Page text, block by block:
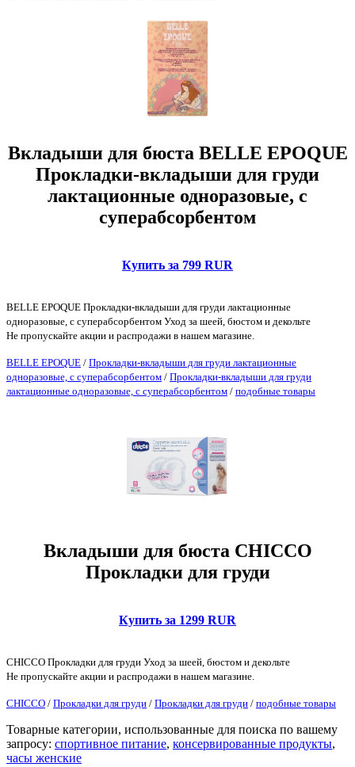
Вкладыши для бюста BELLE EPOQUE
Прокладки-вкладыши для груди
лактационные одноразовые, с
суперабсорбентом
Купить за 799 RUR
BELLE EPOQUE Прокладки-вкладыши для груди лактационные
одноразовые, с суперабсорбентом Уход за шеей, бюстом и декольте
Не пропускайте акции и распродажи в нашем магазине.
BELLE EPOQUE / Прокладки-вкладыши для груди лактационные
одноразовые, с суперабсорбентом / Прокладки-вкладыши для груди
лактационные одноразовые, с суперабсорбентом / подобные товары
Вкладыши для бюста CHICCO
Прокладки для груди
Купить за 1299 RUR
CHICCO Прокладки для груди Уход за шеей, бюстом и декольте
Не пропускайте акции и распродажи в нашем магазине.
CHICCO / Прокладки для груди / Прокладки для груди / подобные товары
Товарные категории, использованные для поиска по вашему
запросу: спортивное питание, консервированные продукты,
часы женские